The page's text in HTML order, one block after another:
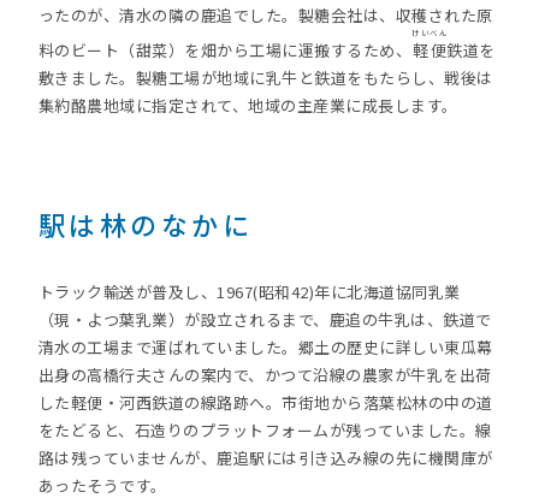
ったのが、清水の隣の鹿追でした。製糖会社は、収穫された原
料のビート（甜菜）を畑から工場に運搬するため、 軽便
けいべん
鉄道を
敷きました。製糖工場が地域に乳牛と鉄道をもたらし、戦後は
集約酪農地域に指定されて、地域の主産業に成長します。
駅は林のなかに
トラック輸送が普及し、1967(昭和42)年に北海道協同乳業
（現・よつ葉乳業）が設立されるまで、鹿追の牛乳は、鉄道で
清水の工場まで運ばれていました。郷土の歴史に詳しい東瓜幕
出身の高橋行夫さんの案内で、かつて沿線の農家が牛乳を出荷
した軽便・河西鉄道の線路跡へ。市街地から落葉松林の中の道
をたどると、石造りのプラットフォームが残っていました。線
路は残っていませんが、鹿追駅には引き込み線の先に機関庫が
あったそうです。